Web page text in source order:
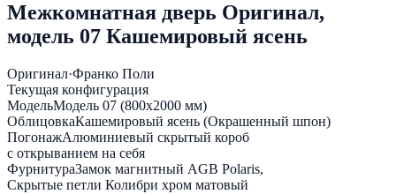
Межкомнатная дверь Оригинал,
модель 07 Кашемировый ясень
Оригинал·Франко Поли
Текущая конфигурация
МодельМодель 07 (800х2000 мм)
ОблицовкаКашемировый ясень (Окрашенный шпон)
ПогонажАлюминиевый скрытый короб
с открыванием на себя
ФурнитураЗамок магнитный AGB Polaris,
Скрытые петли Колибри хром матовый